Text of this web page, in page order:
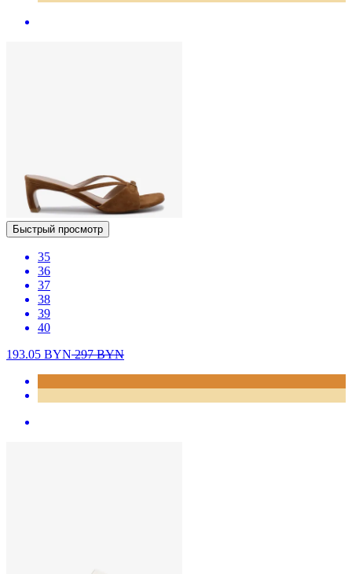
Быстрый просмотр
35
36
37
38
39
40
193.05 BYN297BYN